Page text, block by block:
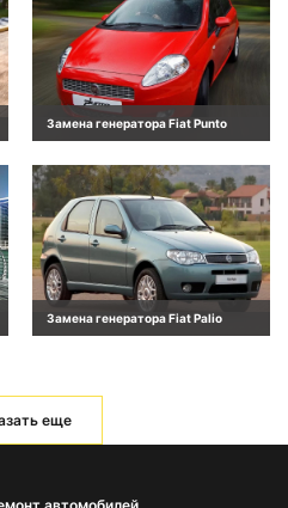
Замена генератора Fiat Punto
Замена генератора Fiat Palio
еще